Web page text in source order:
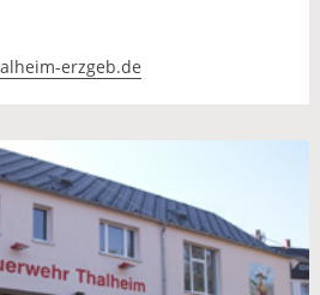
erzgeb.de